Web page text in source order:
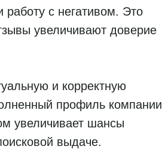
с негативом. Это
увеличивают доверие
и корректную
профиль компании
увеличивает шансы
выдаче.